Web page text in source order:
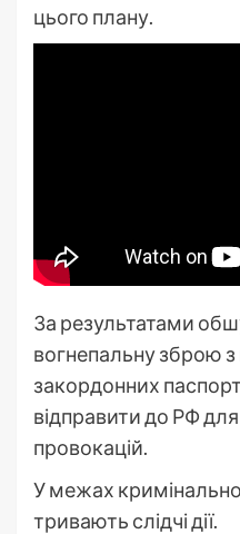
цього плану.
За результатами
вогнепальну зброю з
закордонних
відправити до РФ
провокацій.
У межах
тривають слідчі дії.